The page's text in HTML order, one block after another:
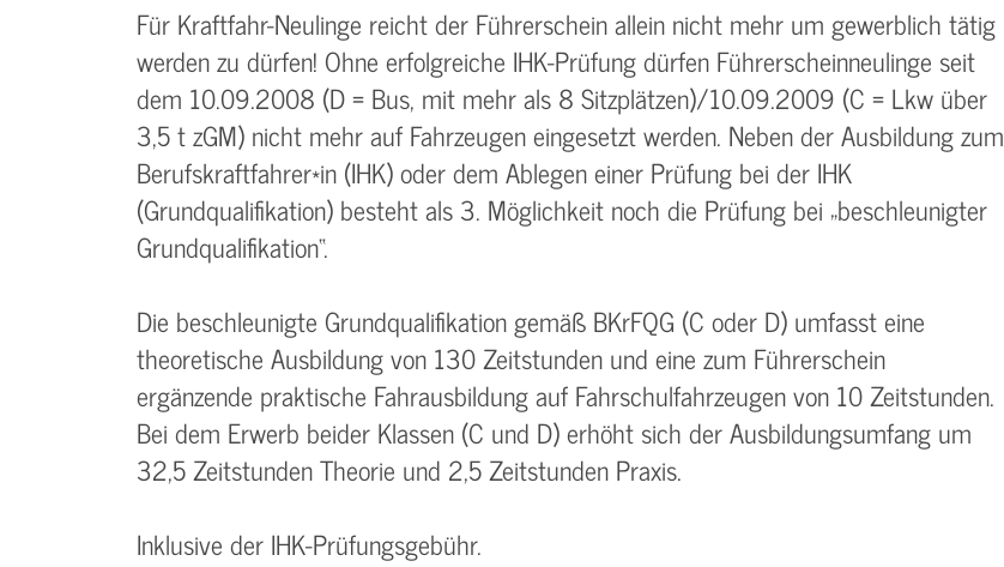
Für Kraftfahr-Neulinge reicht der Führerschein allein nicht mehr um gewerblich tätig
werden zu dürfen! Ohne erfolgreiche IHK-Prüfung dürfen Führerscheinneulinge seit
dem 10.09.2008 (D = Bus, mit mehr als 8 Sitzplätzen)/10.09.2009 (C = Lkw über
3,5 t zGM) nicht mehr auf Fahrzeugen eingesetzt werden. Neben der Ausbildung zum
Berufskraftfahrer*in (IHK) oder dem Ablegen einer Prüfung bei der IHK
(Grundqualifikation) besteht als 3. Möglichkeit noch die Prüfung bei „beschleunigter
Grundqualifikation“.
Die beschleunigte Grundqualifikation gemäß BKrFQG (C oder D) umfasst eine
theoretische Ausbildung von 130 Zeitstunden und eine zum Führerschein
ergänzende praktische Fahrausbildung auf Fahrschulfahrzeugen von 10 Zeitstunden.
Bei dem Erwerb beider Klassen (C und D) erhöht sich der Ausbildungsumfang um
32,5 Zeitstunden Theorie und 2,5 Zeitstunden Praxis.
Inklusive der IHK-Prüfungsgebühr.